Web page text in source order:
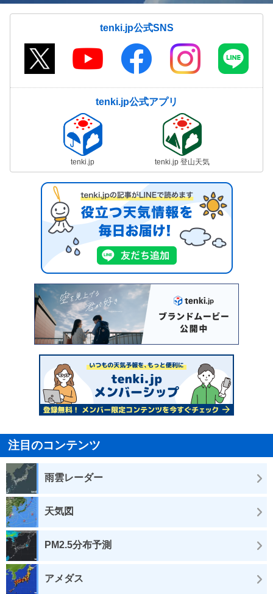
tenki.jp公式SNS
tenki.jp公式アプリ
tenki.jp tenki.jp 登山天気
注目のコンテンツ
雨雲レーダー
天気図
PM2.5分布予測
アメダス